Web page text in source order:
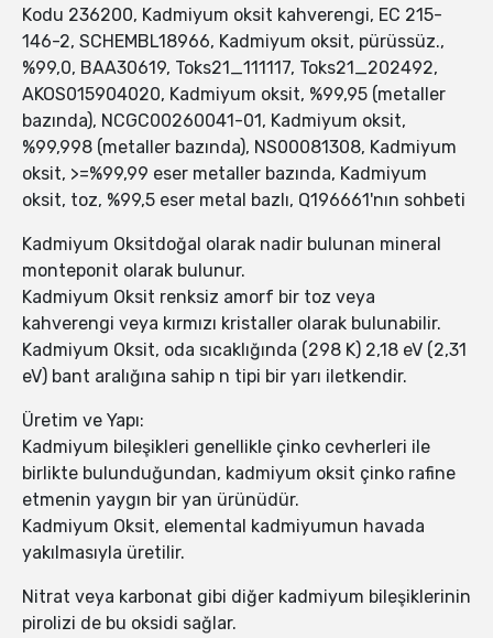
Kodu 236200, Kadmiyum oksit kahverengi, EC 215-
146-2, SCHEMBL18966, Kadmiyum oksit, pürüssüz.,
%99,0, BAA30619, Toks21_111117, Toks21_202492,
AKOS015904020, Kadmiyum oksit, %99,95 (metaller
bazında), NCGC00260041-01, Kadmiyum oksit,
%99,998 (metaller bazında), NS00081308, Kadmiyum
oksit, >=%99,99 eser metaller bazında, Kadmiyum
oksit, toz, %99,5 eser metal bazlı, Q196661'nın sohbeti
Kadmiyum Oksitdoğal olarak nadir bulunan mineral
monteponit olarak bulunur.
Kadmiyum Oksit renksiz amorf bir toz veya
kahverengi veya kırmızı kristaller olarak bulunabilir.
Kadmiyum Oksit, oda sıcaklığında (298 K) 2,18 eV (2,31
eV) bant aralığına sahip n tipi bir yarı iletkendir.
Üretim ve Yapı:
Kadmiyum bileşikleri genellikle çinko cevherleri ile
birlikte bulunduğundan, kadmiyum oksit çinko rafine
etmenin yaygın bir yan ürünüdür.
Kadmiyum Oksit, elemental kadmiyumun havada
yakılmasıyla üretilir.
Nitrat veya karbonat gibi diğer kadmiyum bileşiklerinin
pirolizi de bu oksidi sağlar.